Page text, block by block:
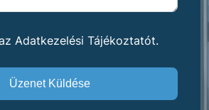
Adatkezelési Tájékoztatót.
Üzenet Küldése